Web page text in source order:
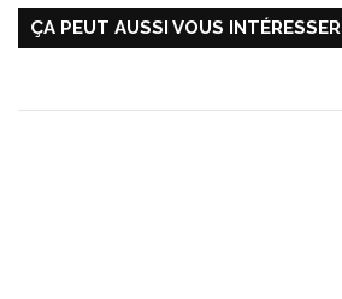
ÇA PEUT AUSSI VOUS INTÉRESSER